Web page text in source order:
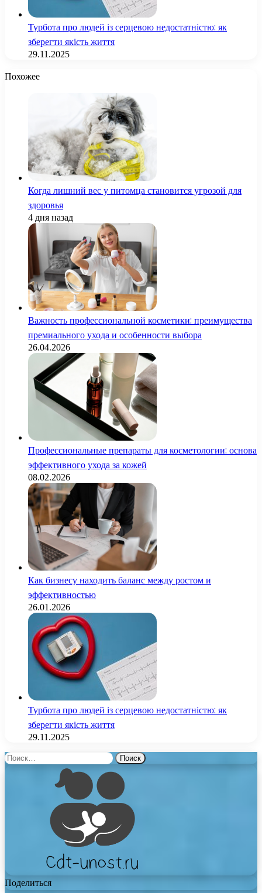
Турбота про людей із серцевою недостатністю: як
зберегти якість життя
29.11.2025
Похожее
Когда лишний вес у питомца становится угрозой для
здоровья
4 дня назад
Важность профессиональной косметики: преимущества
премиального ухода и особенности выбора
26.04.2026
Профессиональные препараты для косметологии: основа
эффективного ухода за кожей
08.02.2026
Как бизнесу находить баланс между ростом и
эффективностью
26.01.2026
Турбота про людей із серцевою недостатністю: як
зберегти якість життя
29.11.2025
Найти:
Поделиться